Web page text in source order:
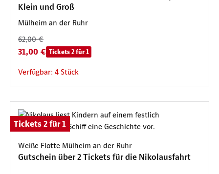
Klein und Groß
Mülheim an der Ruhr
62,00 €
31,00 € Tickets 2 für 1
Verfügbar: 4 Stück
Tickets 2 für 1
Weiße Flotte Mülheim an der Ruhr
Gutschein über 2 Tickets für die Nikolausfahrt